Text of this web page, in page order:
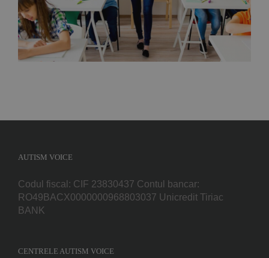
2020
AUTISM VOICE
Codul fiscal: CIF 23830437 Contul bancar:
RO49BACX0000000968803037 Unicredit Tiriac
BANK
CENTRELE AUTISM VOICE